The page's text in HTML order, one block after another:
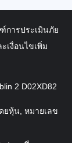
การประเมินภัย
เงื่อนไขเพิ่ม
2 D02XD82
ยหุ้น, หมายเลข